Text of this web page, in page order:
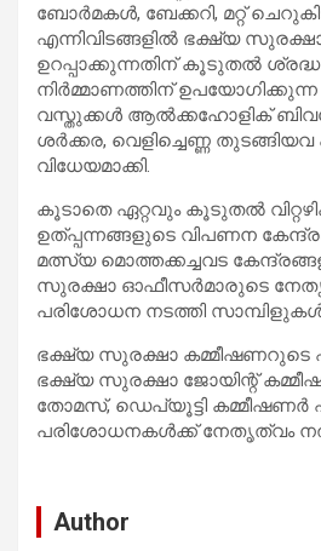
ബോര്‍മകള്‍, ബേക്കറി, മറ്റ്
എന്നിവിടങ്ങളില്‍ ഭക്ഷ്യ
ഉറപ്പാക്കുന്നതിന് കൂടുതല്‍ ശ്രദ്ധ
നിര്‍മ്മാണത്തിന്
വസ്തുക്കള്‍ ആല്‍ക്കഹോളിക്
ശര്‍ക്കര, വെളിച്ചെണ്ണ
വിധേയമാക്കി.
കൂടാതെ ഏറ്റവും കൂടുതല്‍
ഉത്പ്പന്നങ്ങളുടെ വിപണന
മത്സ്യ മൊത്തക്കച്ചവട
സുരക്ഷാ ഓഫീസര്‍മാരുടെ
പരിശോധന നടത്തി സാമ്പിളുകള്‍
ഭക്ഷ്യ സുരക്ഷാ
ഭക്ഷ്യ സുരക്ഷാ ജോയിന്റ്
തോമസ്, ഡെപ്യൂട്ടി കമ്മീഷണര്‍
പരിശോധനകള്‍ക്ക് നേതൃത്വം
Author